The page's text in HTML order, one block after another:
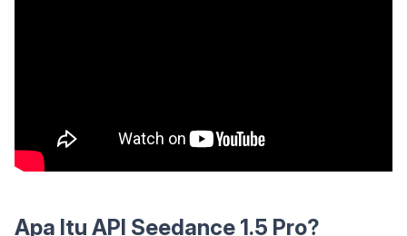
Apa Itu API Seedance 1.5 Pro?